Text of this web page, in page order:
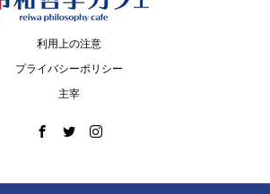
利用上の注意
プライバシーポリシー
主宰